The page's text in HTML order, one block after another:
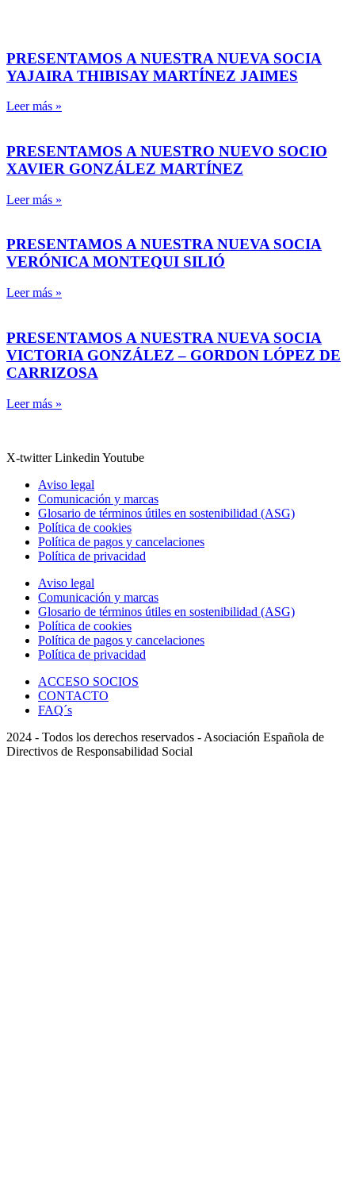
PRESENTAMOS A NUESTRA NUEVA SOCIA
YAJAIRA THIBISAY MARTÍNEZ JAIMES
Leer más »
PRESENTAMOS A NUESTRO NUEVO SOCIO
XAVIER GONZÁLEZ MARTÍNEZ
Leer más »
PRESENTAMOS A NUESTRA NUEVA SOCIA
VERÓNICA MONTEQUI SILIÓ
Leer más »
PRESENTAMOS A NUESTRA NUEVA SOCIA
VICTORIA GONZÁLEZ – GORDON LÓPEZ DE
CARRIZOSA
Leer más »
X-twitter Linkedin Youtube
Aviso legal
Comunicación y marcas
Glosario de términos útiles en sostenibilidad (ASG)
Política de cookies
Política de pagos y cancelaciones
Política de privacidad
Aviso legal
Comunicación y marcas
Glosario de términos útiles en sostenibilidad (ASG)
Política de cookies
Política de pagos y cancelaciones
Política de privacidad
ACCESO SOCIOS
CONTACTO
FAQ´s
2024 - Todos los derechos reservados - Asociación Española de
Directivos de Responsabilidad Social